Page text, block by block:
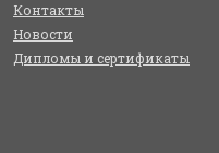
Контакты
Новости
Дипломы и сертификаты